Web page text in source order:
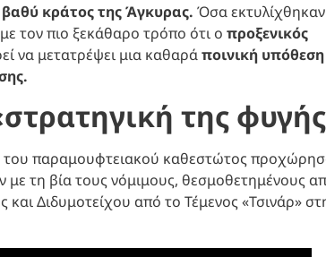
βαθύ κράτος της Άγκυρας. Όσα εκτυλίχθηκαν
τον πιο ξεκάθαρο τρόπο ότι ο προξενικός
να μετατρέψει μια καθαράποινική υπόθεση
της
του παραμουφτειακού καθεστώτος
με τη βία τους νόμιμους, θεσμοθετημένους
Διδυμοτείχου από το Τέμενος «Τσινάρ»